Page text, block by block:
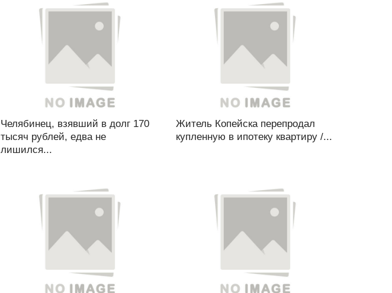
Челябинец, взявший в долг 170
тысяч рублей, едва не
лишился...
Житель Копейска перепродал
купленную в ипотеку квартиру /...